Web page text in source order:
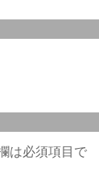
は必須項目で